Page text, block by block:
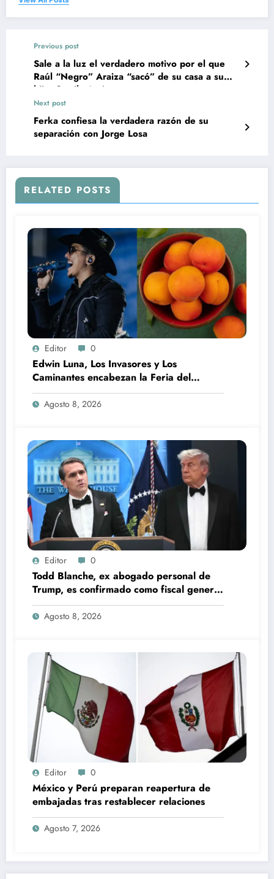
Previous post
Sale a la luz el verdadero motivo por el que
Raúl “Negro” Araiza “sacó” de su casa a su
hija, Camila Araiza
Next post
Ferka confiesa la verdadera razón de su
separación con Jorge Losa
RELATED POSTS
Editor 0
Edwin Luna, Los Invasores y Los
Caminantes encabezan la Feria del
Durazno en Tetela de Ocampo
Agosto 8, 2026
Editor 0
Todd Blanche, ex abogado personal de
Trump, es confirmado como fiscal general
de EU
Agosto 8, 2026
Editor 0
México y Perú preparan reapertura de
embajadas tras restablecer relaciones
Agosto 7, 2026